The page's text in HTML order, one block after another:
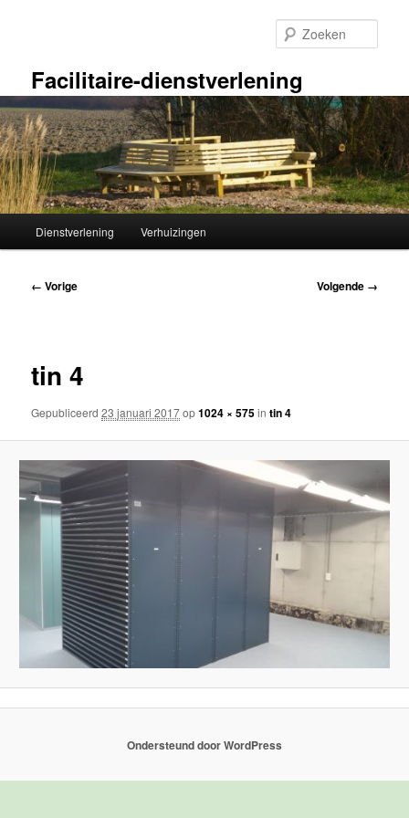
inhoudFacilitaire-dienstverlening
Dienstverlening Verhuizingen
Afbeeldingsnavigatie
← Vorige Volgende →
tin 4
Gepubliceerd23 januari 2017op1024 × 575intin 4
Ondersteund door WordPress